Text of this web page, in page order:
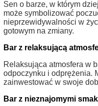
Sen o barze, w którym
może symbolizować
nieprzewidywalności w
gotowym na zmiany.
Bar z relaksującą
Relaksująca atmosfera w
odpoczynku i odprężenia.
zainwestować w swoje
Bar z nieznajomymi